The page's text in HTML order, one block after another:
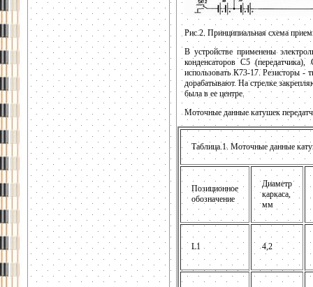
Рис.2. Принципиальная схема
В устройстве применены
конденсаторов С5
использовать К73-17. Резисторы
дорабатывают. На стрелке
была в ее центре.
Моточные данные катушек
Таблица.1. Моточные данные
Позиционное
обозначение
Диаметр
каркаса,
мм
L1 4,2